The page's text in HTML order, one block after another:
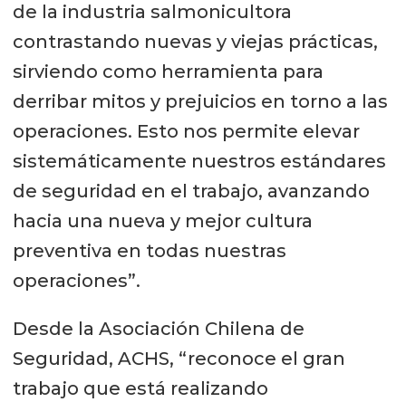
de la industria salmonicultora
contrastando nuevas y viejas prácticas,
sirviendo como herramienta para
derribar mitos y prejuicios en torno a las
operaciones. Esto nos permite elevar
sistemáticamente nuestros estándares
de seguridad en el trabajo, avanzando
hacia una nueva y mejor cultura
preventiva en todas nuestras
operaciones”.
Desde la Asociación Chilena de
Seguridad, ACHS, “reconoce el gran
trabajo que está realizando